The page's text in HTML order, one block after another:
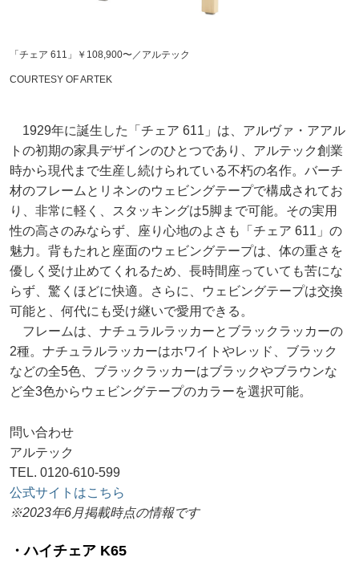
「チェア 611」￥108,900〜／アルテック
COURTESY OF ARTEK
1929年に誕生した「チェア 611」は、アルヴァ・アアル
トの初期の家具デザインのひとつであり、アルテック創業
時から現代まで生産し続けられている不朽の名作。バーチ
材のフレームとリネンのウェビングテープで構成されてお
り、非常に軽く、スタッキングは5脚まで可能。その実用
性の高さのみならず、座り心地のよさも「チェア 611」の
魅力。背もたれと座面のウェビングテープは、体の重さを
優しく受け止めてくれるため、長時間座っていても苦にな
らず、驚くほどに快適。さらに、ウェビングテープは交換
可能と、何代にも受け継いで愛用できる。
フレームは、ナチュラルラッカーとブラックラッカーの
2種。ナチュラルラッカーはホワイトやレッド、ブラック
などの全5色、ブラックラッカーはブラックやブラウンな
ど全3色からウェビングテープのカラーを選択可能。
問い合わせ
アルテック
TEL. 0120-610-599
公式サイトはこちら
※2023年6月掲載時点の情報です
・ハイチェア K65